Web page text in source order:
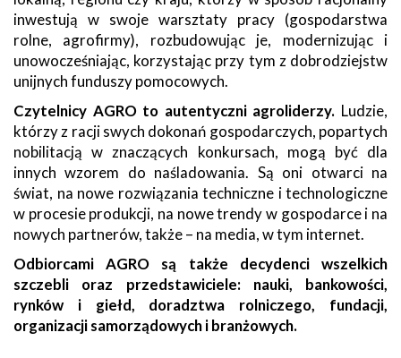
inwestują w swoje warsztaty pracy (gospodarstwa
rolne, agrofirmy), rozbudowując je, modernizując i
unowocześniając, korzystając przy tym z dobrodziejstw
unijnych funduszy pomocowych.
Czytelnicy AGRO to autentyczni agroliderzy. Ludzie,
którzy z racji swych dokonań gospodarczych, popartych
nobilitacją w znaczących konkursach, mogą być dla
innych wzorem do naśladowania. Są oni otwarci na
świat, na nowe rozwiązania techniczne i technologiczne
w procesie produkcji, na nowe trendy w gospodarce i na
nowych partnerów, także – na media, w tym internet.
Odbiorcami AGRO są także decydenci wszelkich
szczebli oraz przedstawiciele: nauki, bankowości,
rynków i giełd, doradztwa rolniczego, fundacji,
organizacji samorządowych i branżowych.